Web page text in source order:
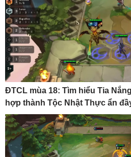
ĐTCL mùa 18: Tìm hiểu Tia
hợp thành Tộc Nhật Thực ẩn